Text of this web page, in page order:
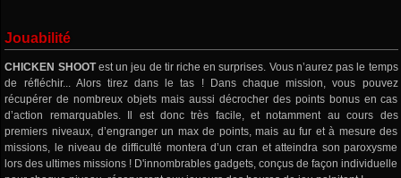
Jouabilité
CHICKEN SHOOTest un jeu de tir riche en surprises. Vous n’aurez pas le temps
de réfléchir... Alors tirez dans le tas ! Dans chaque mission, vous pouvez
récupérer de nombreux objets mais aussi décrocher des points bonus en cas
d’action remarquables. Il est donc très facile, et notamment au cours des
premiers niveaux, d’engranger un max de points, mais au fur et à mesure des
missions, le niveau de difficulté montera d’un cran et atteindra son paroxysme
lors des ultimes missions ! D'innombrables gadgets, conçus de façon individuelle